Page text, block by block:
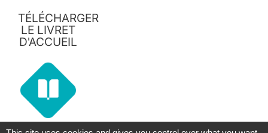
TÉLÉCHARGER
LE LIVRET
D'ACCUEIL